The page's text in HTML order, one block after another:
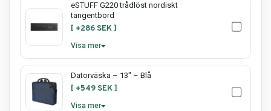
eSTUFF G220 trådlöst nordiskt
tangentbord
[ +286 SEK ]
Visa mer
G250 trådlöst nordiskt
tangentbord från eStuff
skrivupplevelse med
Datorväska – 13" – Blå
[ +549 SEK ]
Visa mer